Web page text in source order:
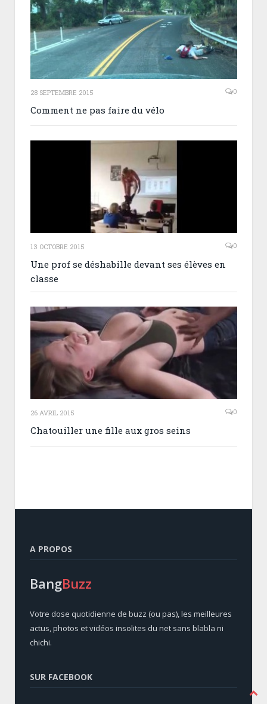
28 SEPTEMBRE 2015 0
Comment ne pas faire du vélo
13 OCTOBRE 2015 0
Une prof se déshabille devant ses élèves en
classe
26 AVRIL 2015 0
Chatouiller une fille aux gros seins
A PROPOS
BangBuzz
Votre dose quotidienne de buzz (ou pas), les meilleures
actus, photos et vidéos insolites du net sans blabla ni
chichi.
SUR FACEBOOK